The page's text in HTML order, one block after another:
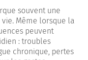
souvent une
Même lorsque la
peuvent
: troubles
chronique, pertes